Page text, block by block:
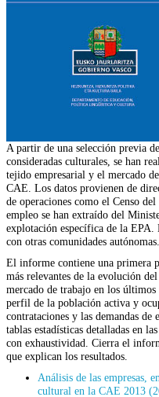
A partir de una selección previa
consideradas culturales, se han
tejido empresarial y el mercado
CAE. Los datos provienen de
de operaciones como el Censo
empleo se han extraído del
explotación específica de la EPA.
con otras comunidades autónomas.
El informe contiene una primera
más relevantes de la evolución
mercado de trabajo en los
perfil de la población activa y
contrataciones y las demandas de
tablas estadísticas detalladas en
con exhaustividad. Cierra el
que explican los resultados.
Análisis de las empresas,
cultural en la CAE 2013